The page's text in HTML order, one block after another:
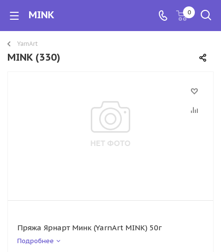
MINK 0
YarnArt
MINK (330)
Пряжа Ярнарт Минк (YarnArt MINK) 50г
Подробнее